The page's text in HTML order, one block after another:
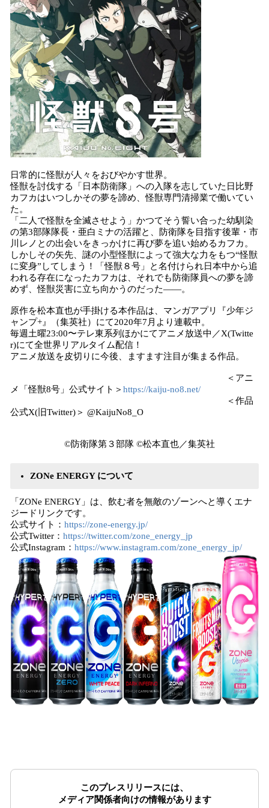
日常的に怪獣が人々をおびやかす世界。
怪獣を討伐する「日本防衛隊」への入隊を志していた日比野
カフカはいつしかその夢を諦め、怪獣専門清掃業で働いてい
た。
「二人で怪獣を全滅させよう」かつてそう誓い合った幼馴染
の第3部隊隊長・亜白ミナの活躍と、防衛隊を目指す後輩・市
川レノとの出会いをきっかけに再び夢を追い始めるカフカ。
しかしその矢先、謎の小型怪獣によって強大な力をもつ“怪獣
に変身”してしまう！「怪獣８号」と名付けられ日本中から追
われる存在になったカフカは、それでも防衛隊員への夢を諦
めず、怪獣災害に立ち向かうのだった――。
原作を松本直也が手掛ける本作品は、マンガアプリ『少年ジ
ャンプ+』（集英社）にて2020年7月より連載中。
毎週土曜23:00〜テレ東系列ほかにてアニメ放送中／X(Twitte
r)にて全世界リアルタイム配信！
アニメ放送を皮切りに今後、ますます注目が集まる作品。
＜アニ
メ「怪獣8号」公式サイト＞ https://kaiju-no8.net/
＜作品
公式X(旧Twitter)＞ @KaijuNo8_O
©防衛隊第３部隊 ©松本直也／集英社
ZONe ENERGY について
「ZONe ENERGY」は、飲む者を無敵のゾーンへと導くエナ
ジードリンクです。
公式サイト： https://zone-energy.jp/
公式Twitter： https://twitter.com/zone_energy_jp
公式Instagram： https://www.instagram.com/zone_energy_jp/
このプレスリリースには、
メディア関係者向けの情報があります